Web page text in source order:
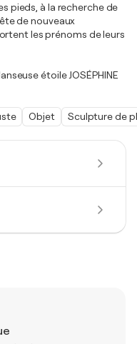
pieds, à la recherche de
de nouveaux
les prénoms de leurs
étoile JOSÉPHINE
Objet Sculpture de